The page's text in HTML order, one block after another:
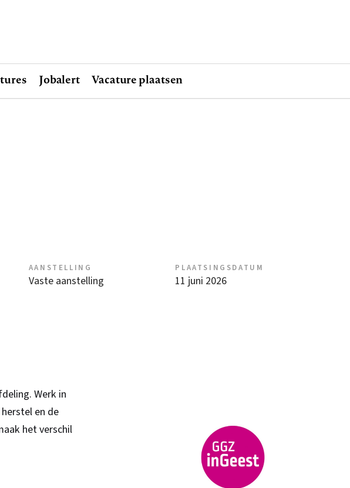
Jobalert Vacature plaatsen
AANSTELLING
Vaste aanstelling
PLAATSINGSDATUM
11 juni 2026
Werk in
en de
het verschil